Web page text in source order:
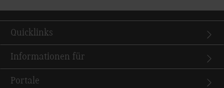
Quicklinks
Informationen für
Portale